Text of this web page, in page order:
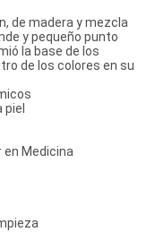
de madera y mezcla
y pequeño punto
la base de los
de los colores en su
en Medicina